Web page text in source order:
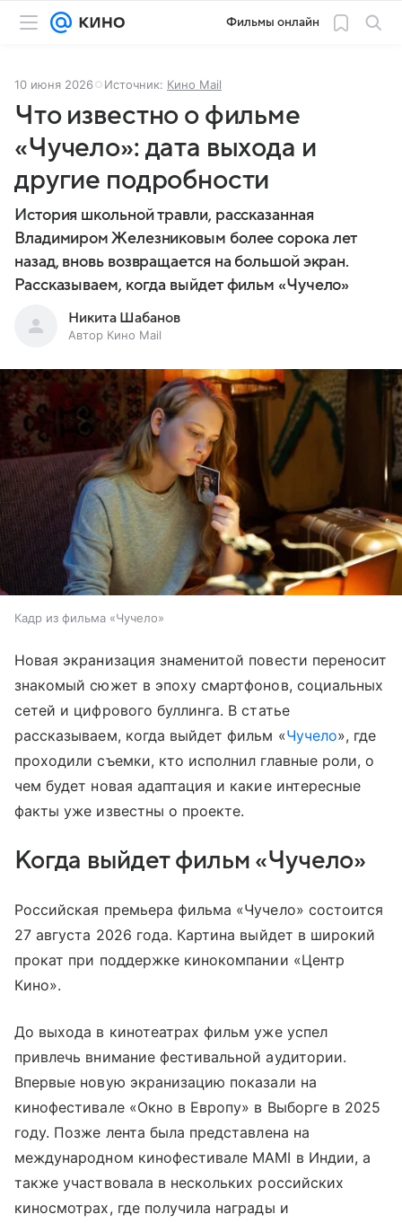
Фильмы онлайн
10 июня 2026 Источник: Кино Mail
Что известно о фильме
«Чучело»: дата выхода и
другие подробности
История школьной травли, рассказанная
Владимиром Железниковым более сорока лет
назад, вновь возвращается на большой экран.
Рассказываем, когда выйдет фильм «Чучело»
Никита Шабанов
Автор Кино Mail
Кадр из фильма «Чучело»
Новая экранизация знаменитой повести переносит
знакомый сюжет в эпоху смартфонов, социальных
сетей и цифрового буллинга. В статье
рассказываем, когда выйдет фильм «Чучело», где
проходили съемки, кто исполнил главные роли, о
чем будет новая адаптация и какие интересные
факты уже известны о проекте.
Когда выйдет фильм «Чучело»
Российская премьера фильма «Чучело» состоится
27 августа 2026 года. Картина выйдет в широкий
прокат при поддержке кинокомпании «Центр
Кино».
До выхода в кинотеатрах фильм уже успел
привлечь внимание фестивальной аудитории.
Впервые новую экранизацию показали на
кинофестивале «Окно в Европу» в Выборге в 2025
году. Позже лента была представлена на
международном кинофестивале MAMI в Индии, а
также участвовала в нескольких российских
киносмотрах, где получила награды и